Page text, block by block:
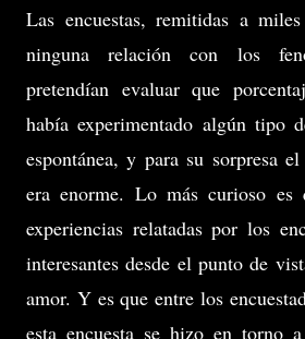
Las encuestas, remitidas a
ninguna relación con los
pretendían evaluar que
había experimentado algún tipo
espontánea, y para su sorpresa
era enorme. Lo más curioso es
experiencias relatadas por los
interesantes desde el punto de
amor. Y es que entre los
esta encuesta se hizo en torno